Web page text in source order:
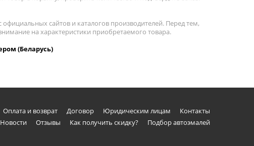
сайтов и каталогов производителей. Перед тем,
на характеристики приобретаемого товара.
(Беларусь)
Оплата и возврат Договор Юридическим лицам
Контакты
Новости
Отзывы Как получить скидку? Подбор автоэмалей